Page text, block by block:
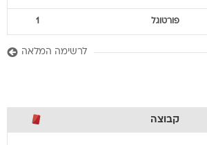
פורטוגל 1
לרשימה המלאה
קבוצה